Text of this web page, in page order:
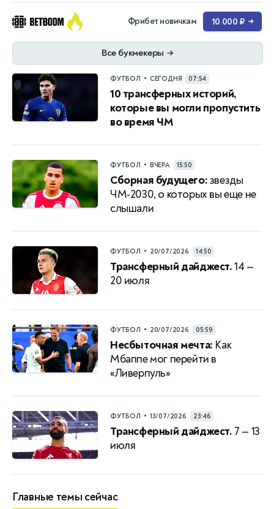
Фрибет новичкам 10 000 ₽ →
Все букмекеры →
ФУТБОЛ • СЕГОДНЯ 07:54
10 трансферных историй,
которые вы могли пропустить
во время ЧМ
ФУТБОЛ • ВЧЕРА 15:50
Сборная будущего:звезды
ЧМ‑2030, о которых вы еще не
слышали
ФУТБОЛ • 20/07/2026 14:50
Трансферный дайджест.14 —
20 июля
ФУТБОЛ • 20/07/2026 05:59
Несбыточная мечта: Как
Мбаппе мог перейти в
«Ливерпуль»
ФУТБОЛ • 13/07/2026 23:46
Трансферный дайджест. 7 — 13
июля
Главные темы сейчас